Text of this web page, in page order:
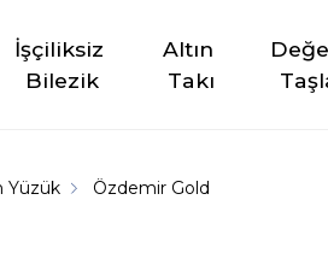
İşçiliksiz
Bilezik
Altın
Takı
Yüzük Özdemir Gold